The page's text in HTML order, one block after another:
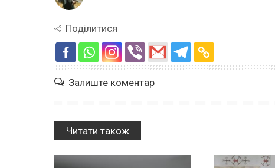
Поділитися
Залиште коментар
Читати також